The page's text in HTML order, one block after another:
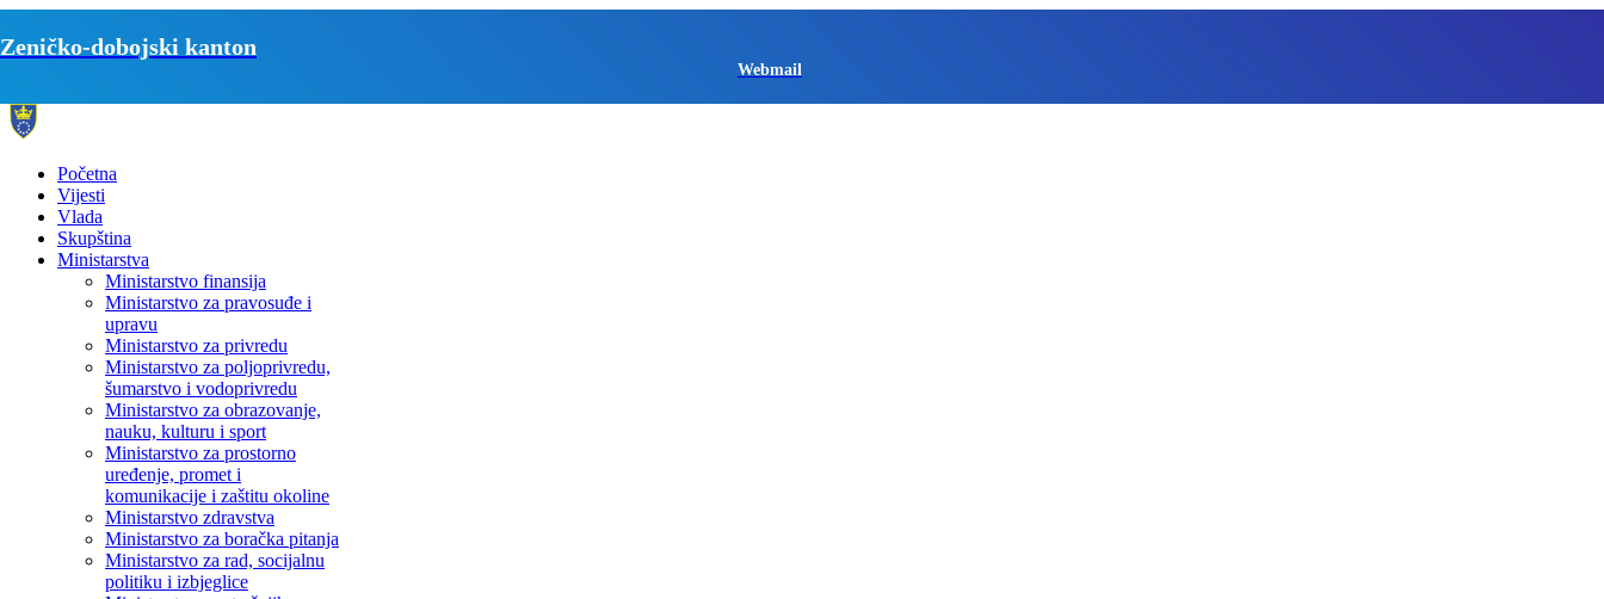
Zeničko-dobojski kanton
Webmail
Početna
Vijesti
Vlada
Skupština
Ministarstva
Ministarstvo finansija
Ministarstvo za pravosuđe i
upravu
Ministarstvo za privredu
Ministarstvo za poljoprivredu,
šumarstvo i vodoprivredu
Ministarstvo za obrazovanje,
nauku, kulturu i sport
Ministarstvo za prostorno
uređenje, promet i
komunikacije i zaštitu okoline
Ministarstvo zdravstva
Ministarstvo za boračka pitanja
Ministarstvo za rad, socijalnu
politiku i izbjeglice